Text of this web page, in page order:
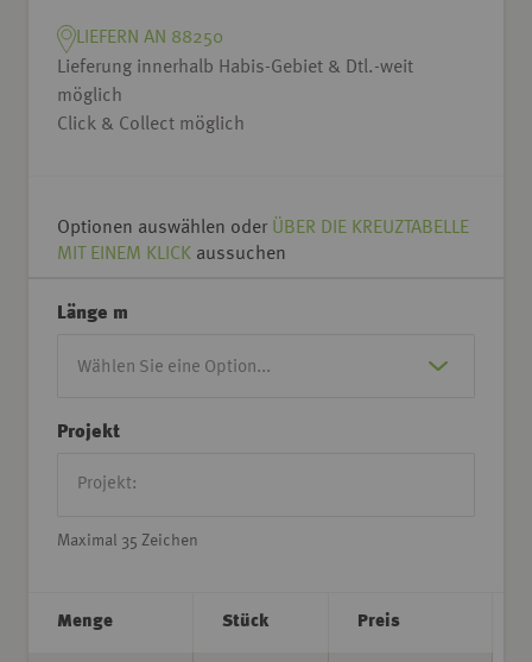
LIEFERN AN 88250
Lieferung innerhalb Habis-Gebiet & Dtl.-weit
möglich
Click & Collect möglich
Optionen auswählen oder ÜBER DIE KREUZTABELLE
MIT EINEM KLICK aussuchen
Länge m
Projekt
Maximal 35 Zeichen
Menge Stück Preis